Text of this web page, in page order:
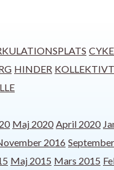
HINDER
Maj 2020 April 2020
2016
Maj 2015 Mars 2015